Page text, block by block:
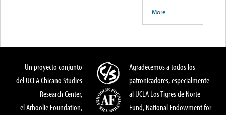
More
Un proyecto conjunto
del UCLA Chicano Studies
Research Center,
el Arhoolie Foundation,
Agradecemos a todos los
patronicadores, especialmente
al UCLA Los Tigres de Norte
Fund, National Endowment for